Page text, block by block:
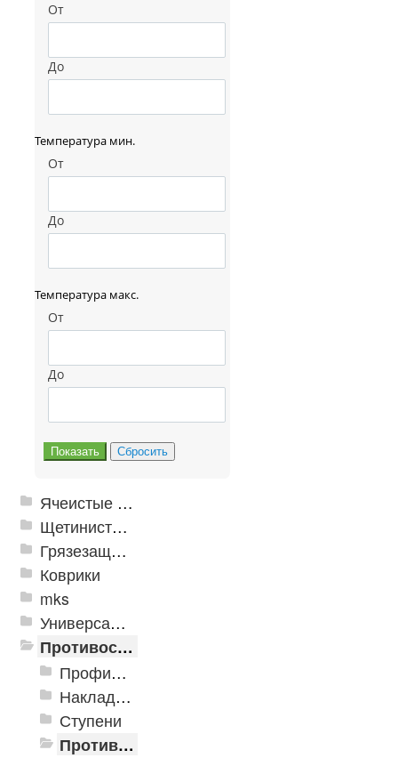
От
До
Температура мин.
От
До
Температура макс.
От
До
Ячеистые грязезащитные покрытия
Щетинистые покрытия
Грязезащитные, влаговпитывающие покрытия
Коврики
mks
Универсальные модульные покрытия
Противоскользящая защита для лестниц, профили, ленты
Профили алюминиевые с резиновой вставкой
Накладки противоскользящие резиновые
Ступени
Противоскользящие ленты